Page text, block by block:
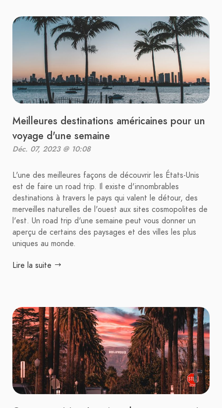
Meilleures destinations américaines pour un
voyage d'une semaine
Déc. 07, 2023 @ 10:08
L'une des meilleures façons de découvrir les États-Unis
est de faire un road trip. Il existe d'innombrables
destinations à travers le pays qui valent le détour, des
merveilles naturelles de l'ouest aux sites cosmopolites de
l'est. Un road trip d'une semaine peut vous donner un
aperçu de certains des paysages et des villes les plus
uniques au monde.
Lire la suite